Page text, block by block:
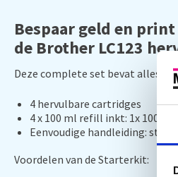
Bespaar geld en
de Brother LC123
Deze complete set bevat alles
4 hervulbare cartridges
4 x 100 ml refill inkt: 1x 100
Eenvoudige handleiding: stap-
Voordelen van de Starterkit: